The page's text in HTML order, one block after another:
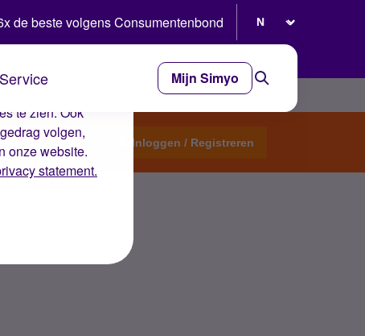
ervaring op de
te zien. Ook
volgen,
onze website.
statement.
de beste volgens Consumentenbond
Service Mijn Simyo
Start een topic Inloggen / Registreren